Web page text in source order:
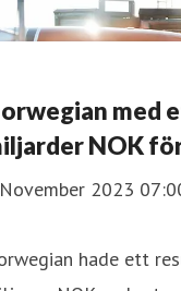
med
NOK
2023
hade ett